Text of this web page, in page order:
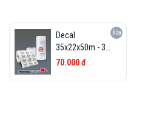
Xóa
Decal
35x22x50m - 3
con tem /hàng
70.000 đ